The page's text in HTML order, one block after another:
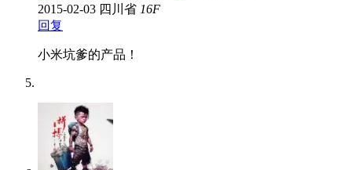
2015-02-03 四川省 16F
回复
小米坑爹的产品！